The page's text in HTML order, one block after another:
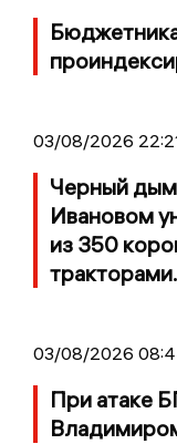
03/08/2026
Черный
Ивановом
из 350
03/08/2026
При атаке